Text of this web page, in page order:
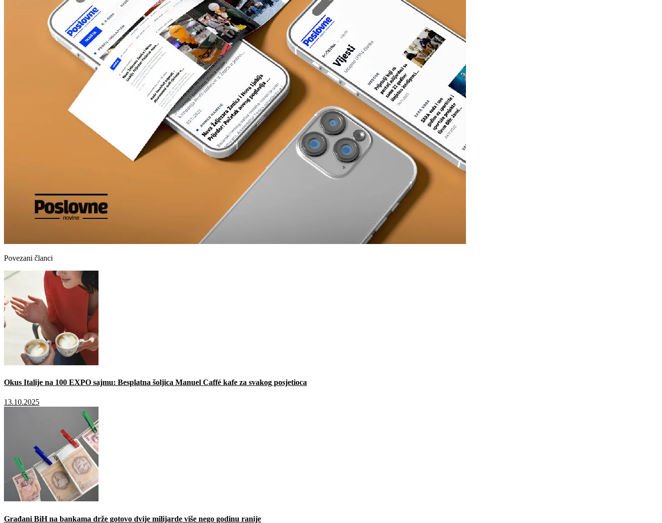
Povezani članci
Okus Italije na 100 EXPO sajmu: Besplatna šoljica Manuel Caffé kafe za svakog posjetioca
13.10.2025
Građani BiH na bankama drže gotovo dvije milijarde više nego godinu ranije